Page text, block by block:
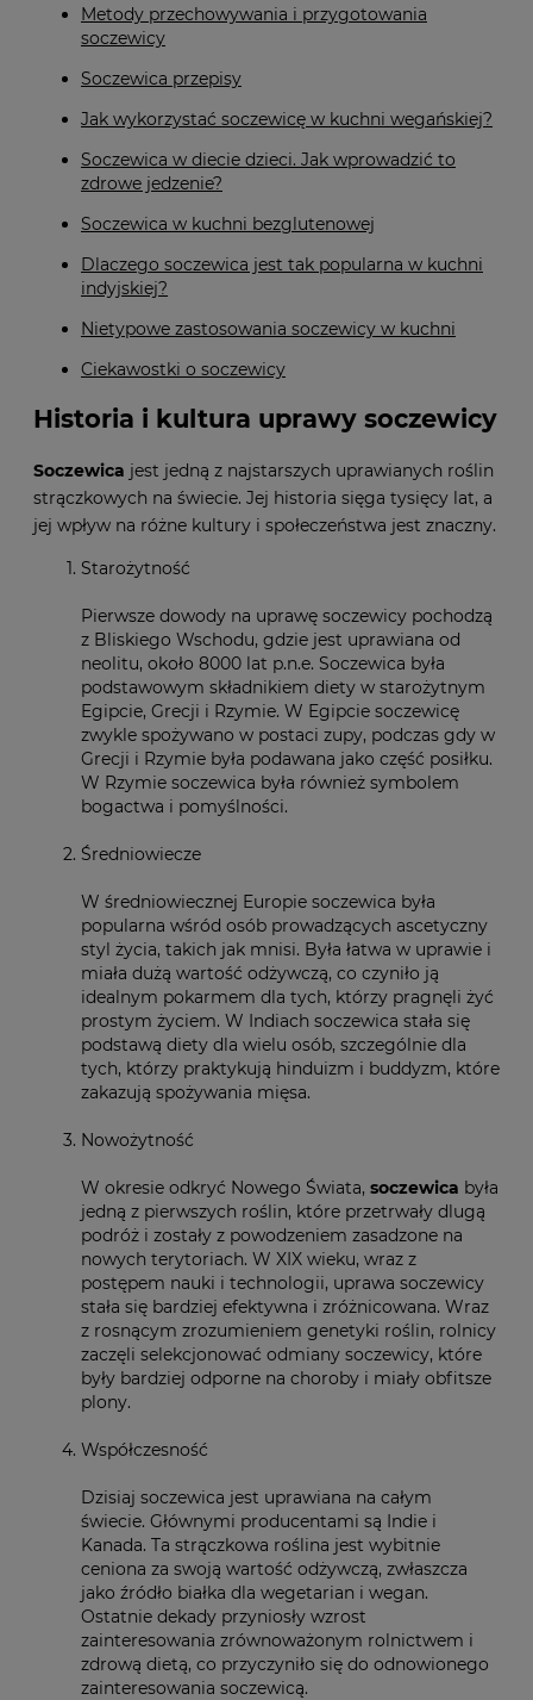
Metody przechowywania i przygotowania
soczewicy
Soczewica przepisy
Jak wykorzystać soczewicę w kuchni wegańskiej?
Soczewica w diecie dzieci. Jak wprowadzić to
zdrowe jedzenie?
Soczewica w kuchni bezglutenowej
Dlaczego soczewica jest tak popularna w kuchni
indyjskiej?
Nietypowe zastosowania soczewicy w kuchni
Ciekawostki o soczewicy
Historia i kultura uprawy soczewicy
Soczewica jest jedną z najstarszych uprawianych roślin
strączkowych na świecie. Jej historia sięga tysięcy lat, a
jej wpływ na różne kultury i społeczeństwa jest znaczny.
Starożytność
Pierwsze dowody na uprawę soczewicy pochodzą
z Bliskiego Wschodu, gdzie jest uprawiana od
neolitu, około 8000 lat p.n.e. Soczewica była
podstawowym składnikiem diety w starożytnym
Egipcie, Grecji i Rzymie. W Egipcie soczewicę
zwykle spożywano w postaci zupy, podczas gdy w
Grecji i Rzymie była podawana jako część posiłku.
W Rzymie soczewica była również symbolem
bogactwa i pomyślności.
Średniowiecze
W średniowiecznej Europie soczewica była
popularna wśród osób prowadzących ascetyczny
styl życia, takich jak mnisi. Była łatwa w uprawie i
miała dużą wartość odżywczą, co czyniło ją
idealnym pokarmem dla tych, którzy pragnęli żyć
prostym życiem. W Indiach soczewica stała się
podstawą diety dla wielu osób, szczególnie dla
tych, którzy praktykują hinduizm i buddyzm, które
zakazują spożywania mięsa.
Nowożytność
W okresie odkryć Nowego Świata, soczewica była
jedną z pierwszych roślin, które przetrwały dlugą
podróż i zostały z powodzeniem zasadzone na
nowych terytoriach. W XIX wieku, wraz z
postępem nauki i technologii, uprawa soczewicy
stała się bardziej efektywna i zróżnicowana. Wraz
z rosnącym zrozumieniem genetyki roślin, rolnicy
zaczęli selekcjonować odmiany soczewicy, które
były bardziej odporne na choroby i miały obfitsze
plony.
Współczesność
Dzisiaj soczewica jest uprawiana na całym
świecie. Głównymi producentami są Indie i
Kanada. Ta strączkowa roślina jest wybitnie
ceniona za swoją wartość odżywczą, zwłaszcza
jako źródło białka dla wegetarian i wegan.
Ostatnie dekady przyniosły wzrost
zainteresowania zrównoważonym rolnictwem i
zdrową dietą, co przyczyniło się do odnowionego
zainteresowania soczewicą.